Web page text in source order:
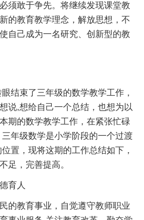
须敢于争先。将继续发现课堂教
的教育教学理念，解放思想，不
自己成为一名研究、创新型的教
束了三年级的数学教学工作，
说,想给自己一个总结，也想为以
期的数学教学工作，在紧张忙碌
年级数学是小学阶段的一个过渡
置，现将这期的工作总结如下，
足，完善提高。
育人
教育事业，自觉遵守教师职业